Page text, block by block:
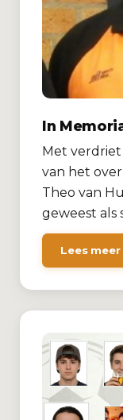
In
Met
van het
Theo van
geweest als
Lees meer